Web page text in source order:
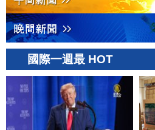
國際一週最 HOT